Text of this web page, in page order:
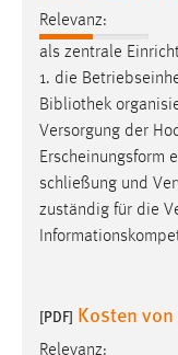
Relevanz:
als zentrale
1. die
Bibliothek
Versorgung der
Erscheinungsform
schließung und
zuständig für die
[PDF] Kosten
Relevanz: